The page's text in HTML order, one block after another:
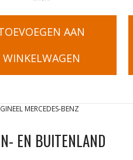
AAN
WINKELWAGEN
MERCEDES-BENZ
EN BUITENLAND